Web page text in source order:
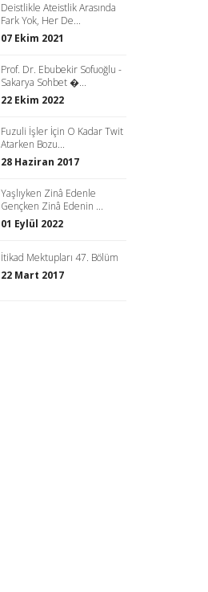
Deistlikle Ateistlik Arasında
Fark Yok, Her De...
07 Ekim 2021
Prof. Dr. Ebubekir Sofuoğlu -
Sakarya Sohbet �...
22 Ekim 2022
Fuzuli İşler İçin O Kadar Twit
Atarken Bozu...
28 Haziran 2017
Yaşlıyken Zinâ Edenle
Gençken Zinâ Edenin ...
01 Eylül 2022
İtikad Mektupları 47. Bölüm
22 Mart 2017